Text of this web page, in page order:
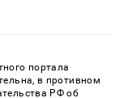
портала
в противном
РФ об